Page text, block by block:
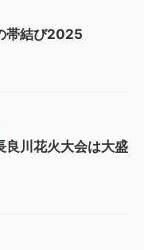
帯結び2025
川花火大会は大盛